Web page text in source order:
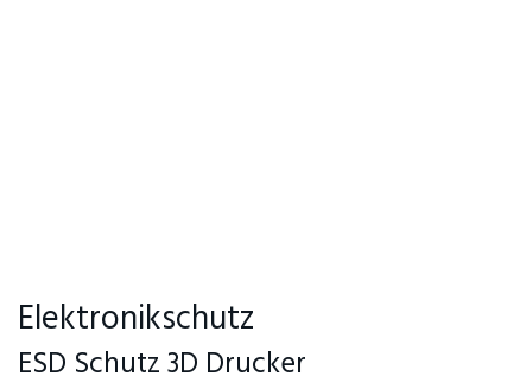
Elektronikschutz
ESD Schutz 3D Drucker